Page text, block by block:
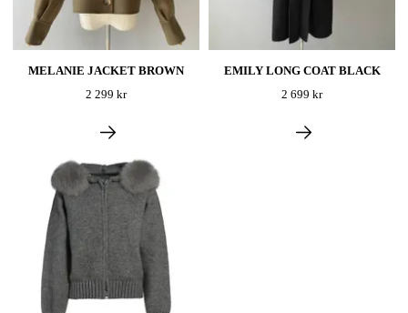
MELANIE JACKET BROWN
2 299 kr
EMILY LONG COAT BLACK
2 699 kr